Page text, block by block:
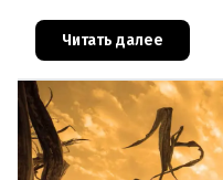
показателя по ЕС
конкурентное о
Читать далее